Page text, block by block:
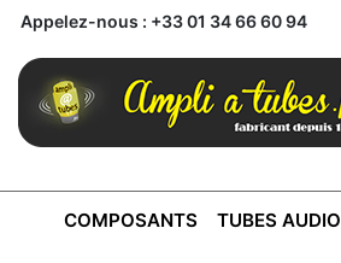
Appelez-nous : +33 01 34 66 60 94
COMPOSANTS TUBES